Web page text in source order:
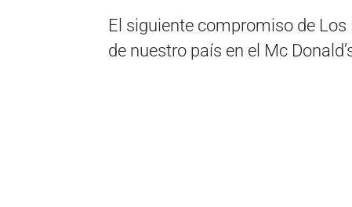
El siguiente compromiso de
de nuestro país en el Mc